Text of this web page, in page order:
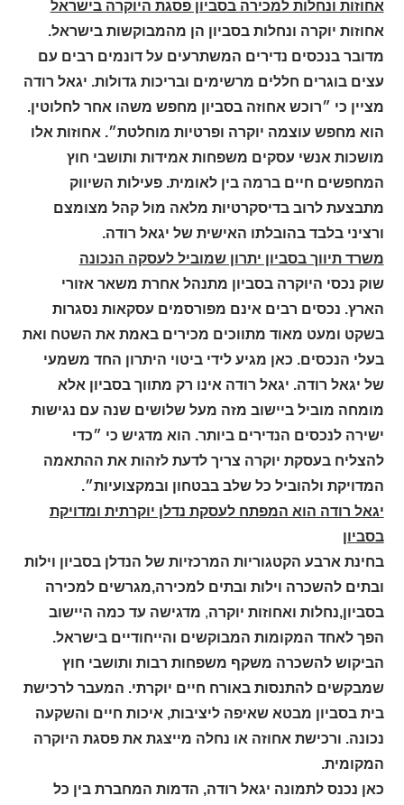
אחוזות ונחלות למכירה בסביון פסגת היוקרה בישראל
אחוזות יוקרה ונחלות בסביון הן מהמבוקשות בישראל.
מדובר בנכסים נדירים המשתרעים על דונמים רבים עם
עצים בוגרים חללים מרשימים ובריכות גדולות. יגאל רודה
מציין כי ״רוכש אחוזה בסביון מחפש משהו אחר לחלוטין.
הוא מחפש עוצמה יוקרה ופרטיות מוחלטת״. אחוזות אלו
מושכות אנשי עסקים משפחות אמידות ותושבי חוץ
המחפשים חיים ברמה בין לאומית. פעילות השיווק
מתבצעת לרוב בדיסקרטיות מלאה מול קהל מצומצם
ורציני בלבד בהובלתו האישית של יגאל רודה.
משרד תיווך בסביון יתרון שמוביל לעסקה הנכונה
שוק נכסי היוקרה בסביון מתנהל אחרת משאר אזורי
הארץ. נכסים רבים אינם מפורסמים עסקאות נסגרות
בשקט ומעט מאוד מתווכים מכירים באמת את השטח ואת
בעלי הנכסים. כאן מגיע לידי ביטוי היתרון החד משמעי
של יגאל רודה. יגאל רודה אינו רק מתווך בסביון אלא
מומחה מוביל ביישוב מזה מעל שלושים שנה עם נגישות
ישירה לנכסים הנדירים ביותר. הוא מדגיש כי ״כדי
להצליח בעסקת יוקרה צריך לדעת לזהות את ההתאמה
המדויקת ולהוביל כל שלב בבטחון ובמקצועיות״.
יגאל רודה הוא המפתח לעסקת נדלן יוקרתית ומדויקת
בסביון
בחינת ארבע הקטגוריות המרכזיות של הנדלן בסביון וילות
ובתים להשכרה וילות ובתים למכירה,מגרשים למכירה
בסביון,נחלות ואחוזות יוקרה, מדגישה עד כמה היישוב
הפך לאחד המקומות המבוקשים והייחודיים בישראל.
הביקוש להשכרה משקף משפחות רבות ותושבי חוץ
שמבקשים להתנסות באורח חיים יוקרתי. המעבר לרכישת
בית בסביון מבטא שאיפה ליציבות, איכות חיים והשקעה
נכונה. ורכישת אחוזה או נחלה מייצגת את פסגת היוקרה
המקומית.
כאן נכנס לתמונה יגאל רודה, הדמות המחברת בין כל